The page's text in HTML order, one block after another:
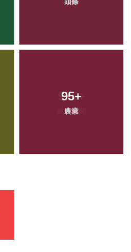
頭條
95+
農業